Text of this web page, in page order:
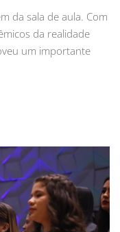
da sala de aula. Com
da realidade
um importante